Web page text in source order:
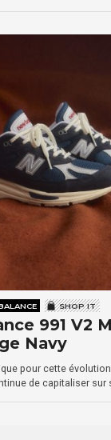
SHOP IT
991 V2
Navy
pour cette évolution
de capitaliser sur